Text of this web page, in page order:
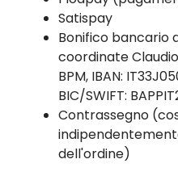
Satispay
Bonifico bancario
coordinate
BPM, IBAN:
BIC/SWIFT:
Contrassegno
dell'ordine)